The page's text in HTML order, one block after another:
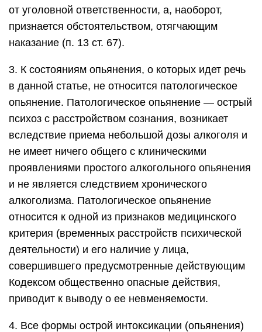
от уголовной ответственности, а, наоборот,
признается обстоятельством, отягчающим
наказание (п. 13 ст. 67).
3. К состояниям опьянения, о которых идет речь
в данной статье, не относится патологическое
опьянение. Патологическое опьянение — острый
психоз с расстройством сознания, возникает
вследствие приема небольшой дозы алкоголя и
не имеет ничего общего с клиническими
проявлениями простого алкогольного опьянения
и не является следствием хронического
алкоголизма. Патологическое опьянение
относится к одной из признаков медицинского
критерия (временных расстройств психической
деятельности) и его наличие у лица,
совершившего предусмотренные действующим
Кодексом общественно опасные действия,
приводит к выводу о ее невменяемости.
4. Все формы острой интоксикации (опьянения)